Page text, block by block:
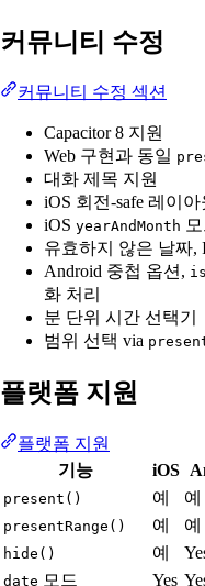
커뮤니티 수정
커뮤니티 수정 섹션
Capacitor 8 지원
Web 구현과 동일
대화 제목 지원
iOS 회전-safe 레이
iOS yearAndMonth
유효하지 않은 날짜,
Android 중첩 옵션,
화 처리
분 단위 시간 선택기
범위 선택 via
플랫폼 지원
플랫폼 지원
기능
iOS
present() 예 예
presentRange() 예 예
hide() 예
date 모드 Yes